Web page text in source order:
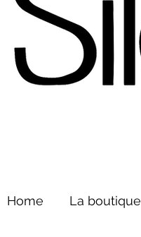
Home La boutique